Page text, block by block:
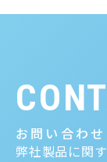
お問い合わせ
弊社製品に関